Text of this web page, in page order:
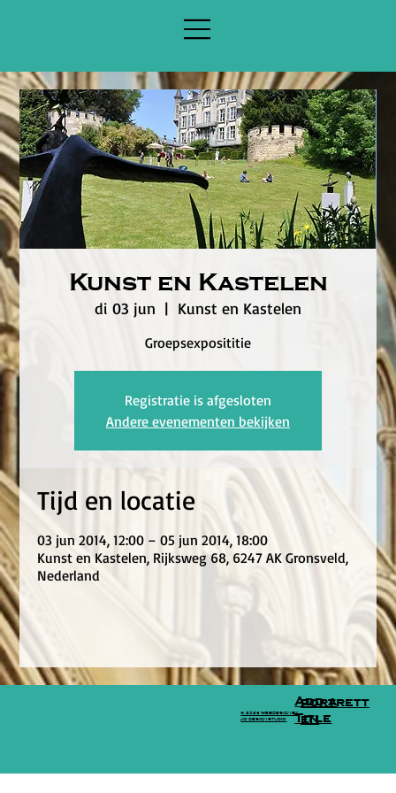
Kunst en Kastelen
di 03 jun
  |
Kunst en Kastelen
Groepsexposititie
Registratie is afgesloten
Andere evenementen bekijken
Tijd en locatie
03 jun 2014, 12:00 – 05 jun 2014, 18:00
Kunst en Kastelen, Rijksweg 68, 6247 AK Gronsveld,
Nederland
© 2026 WEBDESIGN BY
JO DESIGN STUDIO
Add a
Title
portrett
en